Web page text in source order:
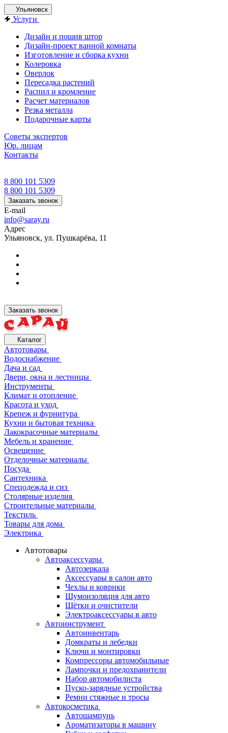
Ульяновск
Услуги
Дизайн и пошив штор
Дизайн-проект ванной комнаты
Изготовление и сборка кухни
Колеровка
Оверлок
Пересадка растений
Распил и кромление
Расчет материалов
Резка металла
Подарочные карты
Советы экспертов
Юр. лицам
Контакты
8 800 101 5309
8 800 101 5309
Заказать звонок
E-mail
info@saray.ru
Адрес
Ульяновск, ул. Пушкарёва, 11
Заказать звонок
Каталог
Автотовары
Водоснабжение
Дача и сад
Двери, окна и лестницы
Инструменты
Климат и отопление
Красота и уход
Крепеж и фурнитура
Кухни и бытовая техника
Лакокрасочные материалы
Мебель и хранение
Освещение
Отделочные материалы
Посуда
Сантехника
Спецодежда и сиз
Столярные изделия
Строительные материалы
Текстиль
Товары для дома
Электрика
Автотовары
Автоаксессуары
Автозеркала
Аксессуары в салон авто
Чехлы и коврики
Шумоизоляция для авто
Щётки и очистители
Электроаксессуары в авто
Автоинструмент
Автоинвентарь
Домкраты и лебедки
Ключи и монтировки
Компрессоры автомобильные
Лампочки и предохранители
Набор автомобилиста
Пуско-зарядные устройства
Ремни стяжные и тросы
Автокосметика
Автошампунь
Ароматизаторы в машину